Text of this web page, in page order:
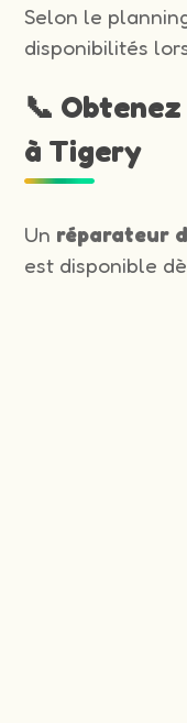
Selon le
disponibilités
📞
à Tigery
Un réparateur
est disponible